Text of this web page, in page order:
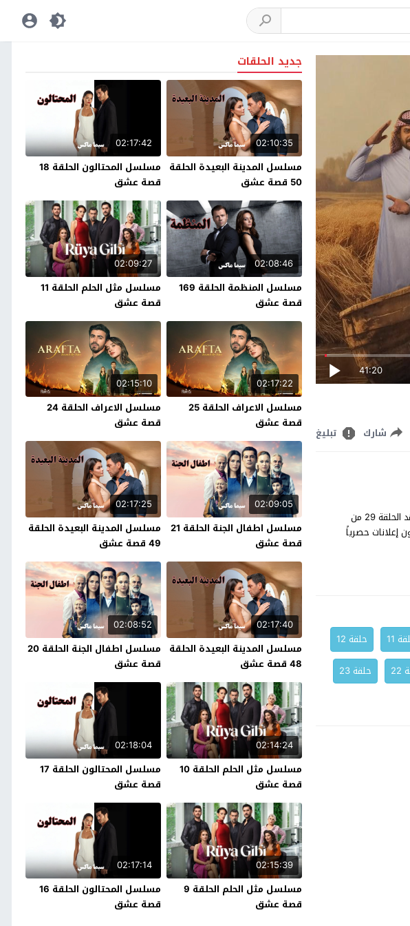
41:20
شارك تبليغ
برنامج بين اهلنا 7 الحلقة 29 كاملة مشاهدة وتنزيل برنامج “بين اهلنا الجزء السابع” حلقة 29 من بطولة محمد حسناوي ، شاهد الحلقة 29 من
7 يوتيوب ديلي موشن مجاناً، وتعرض حلقات البرنامج العراقي الجديد بين اهلنا الجزء السابع 2025 بدون إعلانات حصرياً
11
حلقة 12
حلقة 23
جديد الحلقات
02:10:35
مسلسل المدينة البعيدة الحلقة
50 قصة عشق
02:17:42
مسلسل المحتالون الحلقة 18
قصة عشق
02:08:46
مسلسل المنظمة الحلقة 169
قصة عشق
02:09:27
مسلسل مثل الحلم الحلقة 11
قصة عشق
02:17:22
مسلسل الاعراف الحلقة 25
قصة عشق
02:15:10
مسلسل الاعراف الحلقة 24
قصة عشق
02:09:05
مسلسل اطفال الجنة الحلقة 21
قصة عشق
02:17:25
مسلسل المدينة البعيدة الحلقة
49 قصة عشق
02:17:40
مسلسل المدينة البعيدة الحلقة
48 قصة عشق
02:08:52
مسلسل اطفال الجنة الحلقة 20
قصة عشق
02:14:24
مسلسل مثل الحلم الحلقة 10
قصة عشق
02:18:04
مسلسل المحتالون الحلقة 17
قصة عشق
02:15:39
مسلسل مثل الحلم الحلقة 9
قصة عشق
02:17:14
مسلسل المحتالون الحلقة 16
قصة عشق